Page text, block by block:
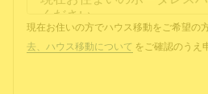
現在お住いの方でハウス移動をご希望の
去、ハウス移動について をご確認のうえ